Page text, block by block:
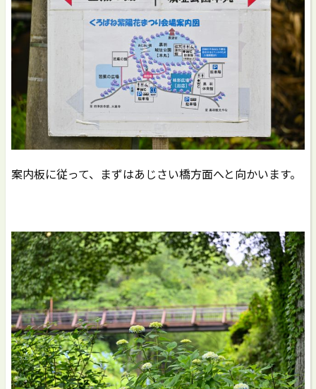
案内板に従って、まずはあじさい橋方面へと向かいます。